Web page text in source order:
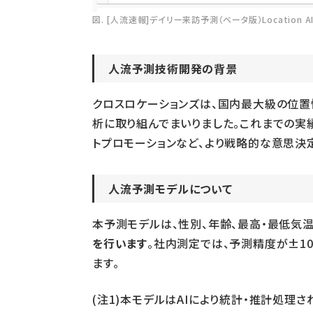
図. [人流速報]デイリー来訪予測（ベータ版）
人流予測技術開発の背景
クロスロケーションズは、国内最大級の位
析に取り組んでまいりました。これまでの
トプロモーションなど、より戦略的な意思
人流予測モデルについて
本予測モデルは、性別、年齢、最高・最低気
を行います。社内測定では、予測精度が
ます。
(注1)本モデルはAIにより統計・推計処理